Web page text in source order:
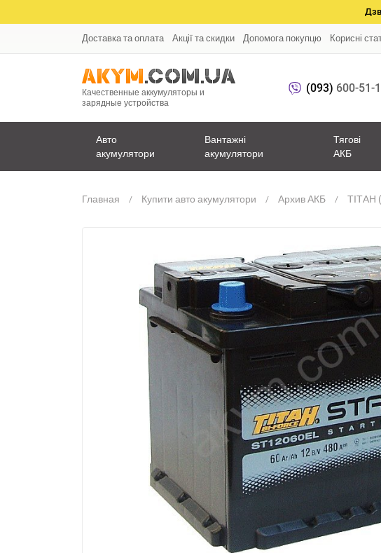
Доставка та оплата Акції та скидки Допомога покупцю Корисні
Качественные аккумуляторы и
зарядные устройства
(093) 600-51-
Авто
акумулятори
Вантажні
акумулятори
Тягові
АКБ
Главная Купити авто акумулятори Архив АКБ ТІТАН